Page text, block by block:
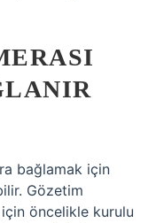
bağlamak için
Gözetim
öncelikle kurulu